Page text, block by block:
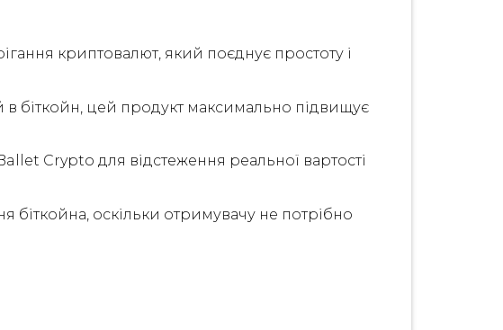
криптовалют, який поєднує простоту і
в біткойн, цей продукт максимально підвищує
Crypto для відстеження реальної вартості
біткойна, оскільки отримувачу не потрібно